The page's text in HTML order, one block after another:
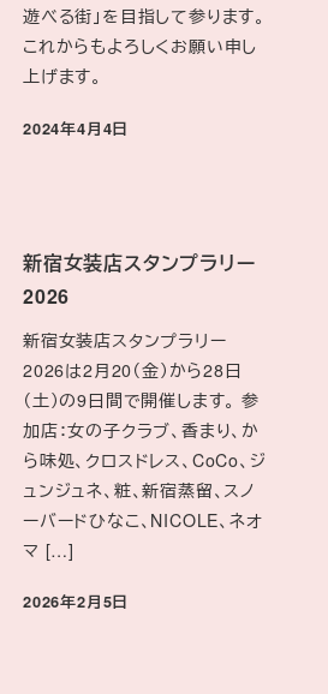
遊べる街」を目指して参ります。
これからもよろしくお願い申し
上げます。
投稿日
2024年4月4日
新宿女装店スタンプラリー
2026
新宿女装店スタンプラリー
2026は2月20（金）から28日
（土）の9日間で開催します。 参
加店：女の子クラブ、香まり、か
ら味処、クロスドレス、CoCo、ジ
ュンジュネ、粧、新宿蒸留、スノ
ーバードひなこ、NICOLE、ネオ
マ […]
投稿日
2026年2月5日